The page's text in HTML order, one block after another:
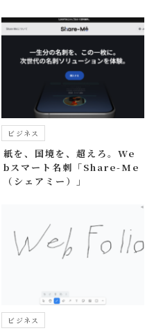
ビジネス
紙を、国境を、超えろ。We
bスマート名刺「Share-Me
（シェアミー）」
ビジネス